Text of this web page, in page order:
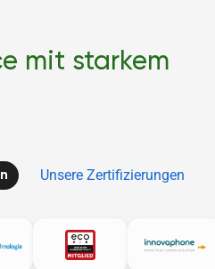
mit starkem
Unsere Zertifizierungen